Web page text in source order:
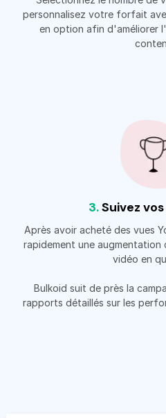
personnalisez votre forfait
en option afin d'améliorer
3.Suivez
Après avoir acheté des vues
rapidement une augmentation
vidéo en
Bulkoid suit de près la
rapports détaillés sur les